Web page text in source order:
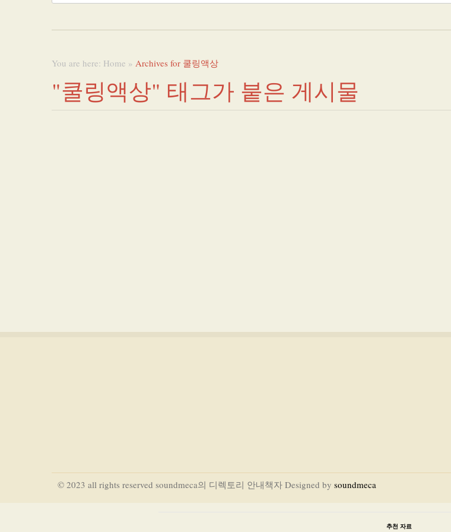
You are here: Home » Archives for 쿨링액상
"쿨링액상" 태그가 붙은 게시물
© 2023 all rights reserved soundmeca의 디렉토리 안내책자 Designed by soundmeca
추천 자료